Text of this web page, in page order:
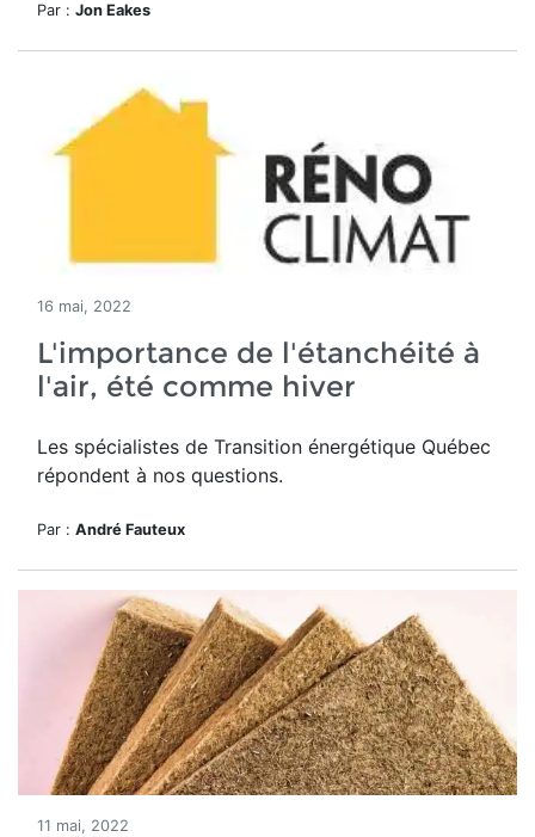
Par : Jon Eakes
16 mai, 2022
L'importance de l'étanchéité à
l'air, été comme hiver
Les spécialistes de Transition énergétique Québec
répondent à nos questions.
Par : André Fauteux
11 mai, 2022